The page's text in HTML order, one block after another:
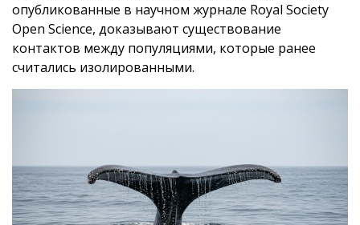
опубликованные в научном журнале Royal Society
Open Science, доказывают существование
контактов между популяциями, которые ранее
считались изолированными.